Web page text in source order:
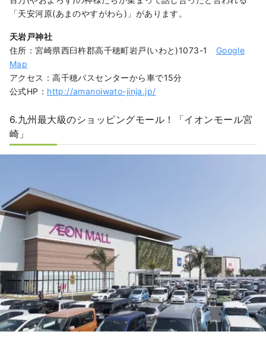
「天安河原(あまのやすがわら)」があります。
天岩戸神社
住所：宮崎県西臼杵郡高千穂町岩戸(いわと)1073-1 Google
Map
アクセス：高千穂バスセンターから車で15分
公式HP： http://amanoiwato-jinja.jp/
6.九州最大級のショッピングモール！「イオンモール宮
崎」